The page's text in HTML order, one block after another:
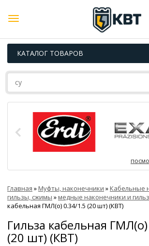
КАТАЛОГ ТОВАРОВ
Главная »Муфты, наконечники »Кабельные
гильзы, сжимы »медные наконечники и
кабельная ГМЛ(о) 0.34/1.5 (20 шт) (КВТ)
Гильза кабельная
(20 шт) (КВТ)